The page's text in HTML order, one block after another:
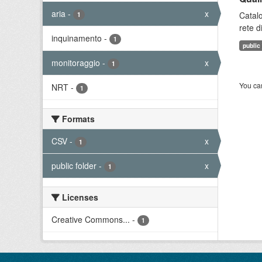
aria - 1 x
inquinamento - 1
monitoraggio - 1 x
NRT - 1
Formats
CSV - 1 x
public folder - 1 x
Licenses
Creative Commons... - 1
rete
public
You